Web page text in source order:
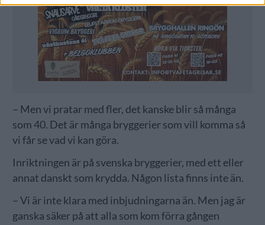
– Men vi pratar med fler, det kanske blir så många
som 40. Det är många bryggerier som vill komma så
vi får se vad vi kan göra.
Inriktningen är på svenska bryggerier, med ett eller
annat danskt som krydda. Någon lista finns inte än.
– Vi är inte klara med inbjudningarna än. Men jag är
ganska säker på att alla som kom förra gången